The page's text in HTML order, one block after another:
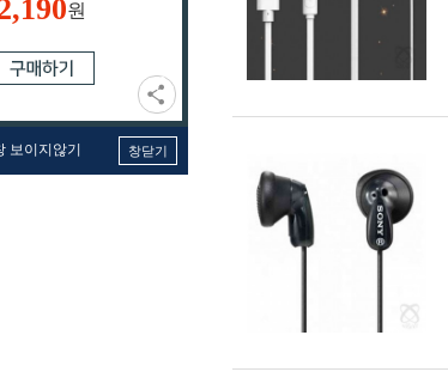
원
보이지않기 창닫기